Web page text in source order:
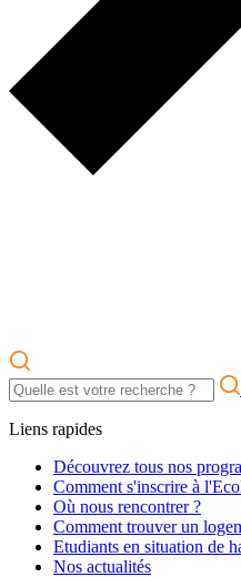
Liens rapides
Découvrez tous nos
Comment s'inscrire à
Où nous rencontrer ?
Comment trouver un
Etudiants en situation de
Nos actualités